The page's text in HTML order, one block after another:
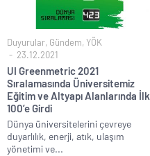
Duyurular, Gündem, YÖK
23.12.2021
UI Greenmetric 2021
Sıralamasında Üniversitemiz
Eğitim ve Altyapı Alanlarında İlk
100’e Girdi
Dünya üniversitelerini çevreye
duyarlılık, enerji, atık, ulaşım
yönetimi ve...